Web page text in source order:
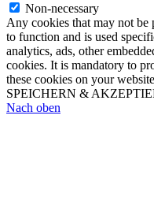
Non-necessary
Any cookies that may not be
to function and is used
analytics, ads, other
cookies. It is mandatory to
these cookies on your
SPEICHERN &
Nach oben